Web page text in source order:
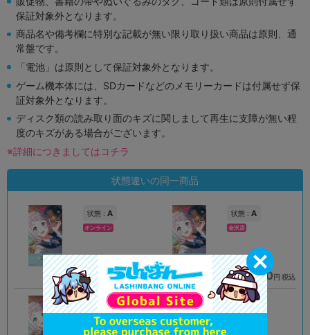
保証対象外となります。
商品名や備考欄に特別な記載が無い限り取り扱い商品は原則、通
常盤です。
「電池」は原則として保証対象外となります。
ゲーム機本体には、SDカードなどのメモリーカードは付属せず保
証対象外となります。
ディスク類の読み取り面のキズに関しまして再生に支障が無い程
度のキズがある場合がございます。
※詳細につきましてはコチラ
状態違いの同一商品
状態 : A
オンライン
品切状態 1,090円 税込
状態 : A
金沢店
在庫あり 1,690円 税込
状態 :A
大阪日本橋店
状態 :A